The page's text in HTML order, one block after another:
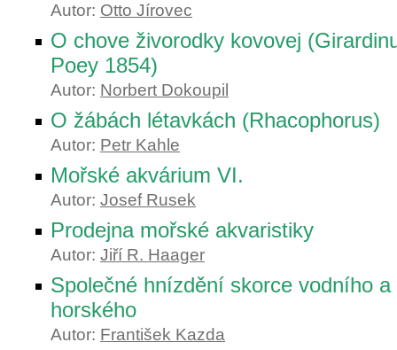
Autor: Otto Jírovec
O chove živorodky kovovej
Poey 1854)
Autor: Norbert Dokoupil
O žábách létavkách (Rhacophorus)
Autor: Petr Kahle
Mořské akvárium VI.
Autor: Josef Rusek
Prodejna mořské akvaristiky
Autor: Jiří R. Haager
Společné hnízdění skorce vodního a
horského
Autor: František Kazda